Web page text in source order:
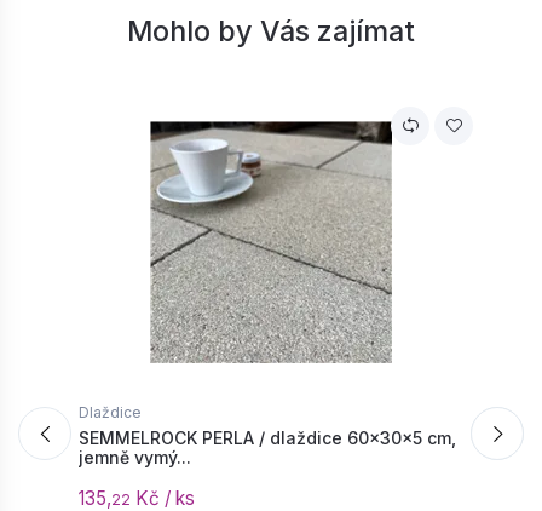
Mohlo by Vás zajímat
Dlaždice
SEMMELROCK PERLA / dlaždice 60x30x5 cm,
jemně vymý...
135,22 Kč / ks